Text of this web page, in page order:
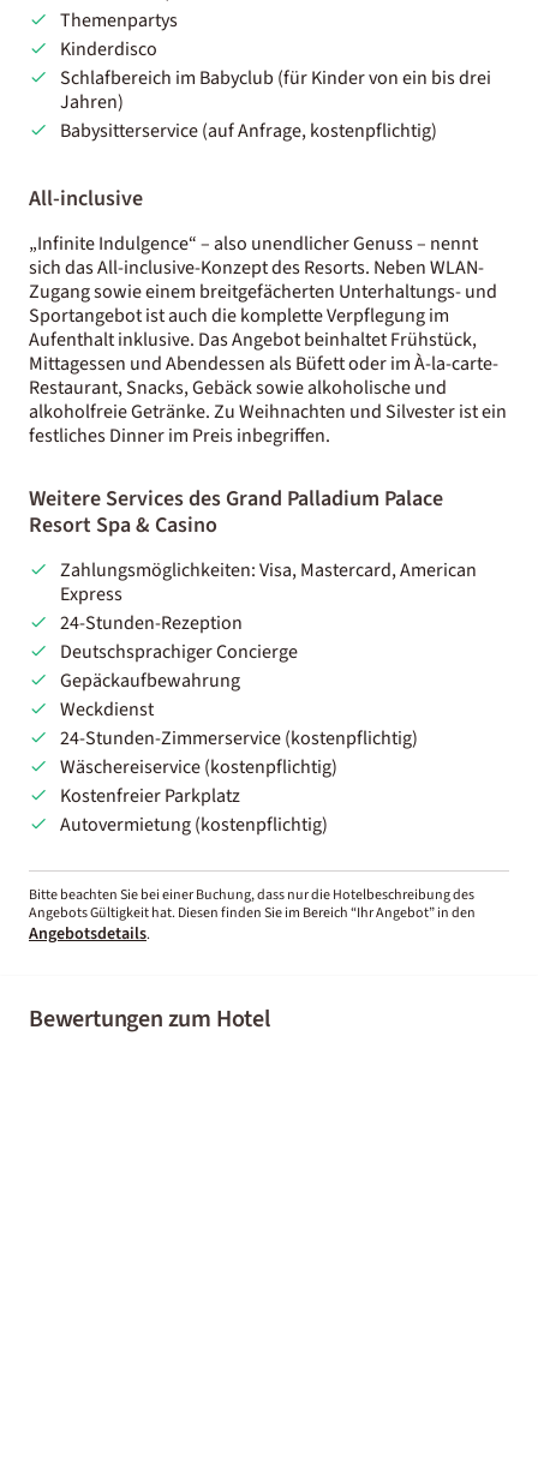
Themenpartys
Kinderdisco
Schlafbereich im Babyclub (für Kinder von ein bis drei
Jahren)
Babysitterservice (auf Anfrage, kostenpflichtig)
All-inclusive
„Infinite Indulgence“ – also unendlicher Genuss – nennt
sich das All-inclusive-Konzept des Resorts. Neben WLAN-
Zugang sowie einem breitgefächerten Unterhaltungs- und
Sportangebot ist auch die komplette Verpflegung im
Aufenthalt inklusive. Das Angebot beinhaltet Frühstück,
Mittagessen und Abendessen als Büfett oder im À-la-carte-
Restaurant, Snacks, Gebäck sowie alkoholische und
alkoholfreie Getränke. Zu Weihnachten und Silvester ist ein
festliches Dinner im Preis inbegriffen.
Weitere Services des Grand Palladium Palace
Resort Spa & Casino
Zahlungsmöglichkeiten: Visa, Mastercard, American
Express
24-Stunden-Rezeption
Deutschsprachiger Concierge
Gepäckaufbewahrung
Weckdienst
24-Stunden-Zimmerservice (kostenpflichtig)
Wäschereiservice (kostenpflichtig)
Kostenfreier Parkplatz
Autovermietung (kostenpflichtig)
Bitte beachten Sie bei einer Buchung, dass nur die Hotelbeschreibung des
Angebots Gültigkeit hat. Diesen finden Sie im Bereich “Ihr Angebot” in den
Angebotsdetails.
Bewertungen zum Hotel